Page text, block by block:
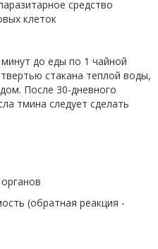
средство
клеток
до еды по 1 чайной
стакана теплой воды,
После 30-дневного
тмина следует сделать
(обратная реакция -